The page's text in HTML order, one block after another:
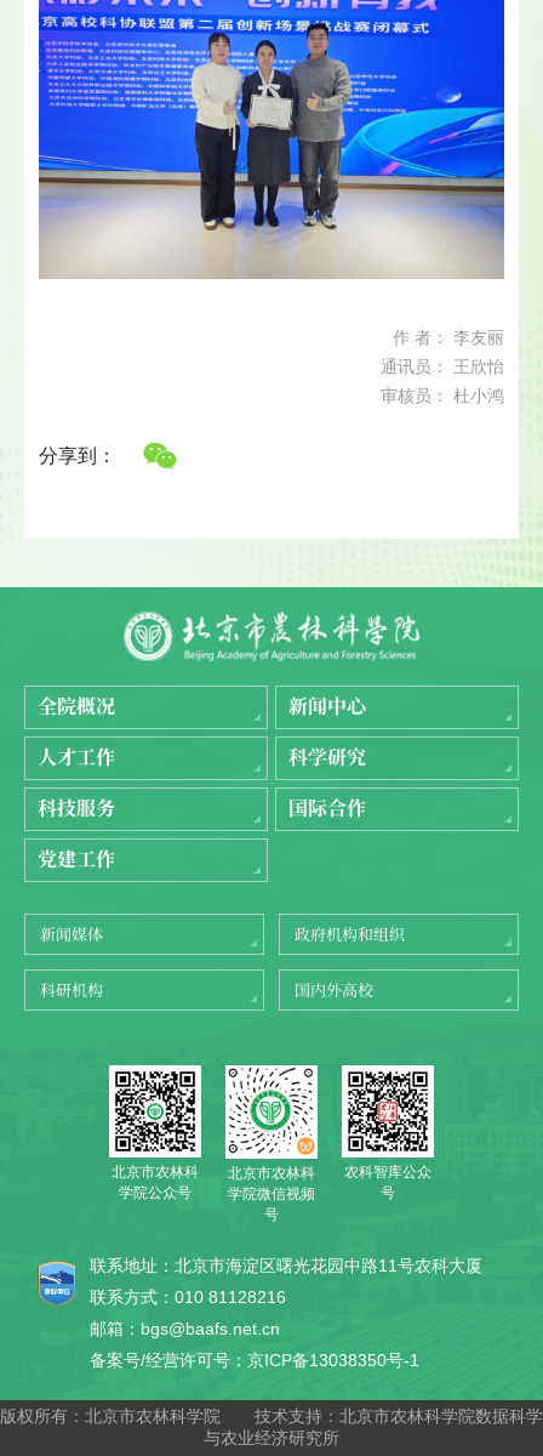
作 者： 李友丽
通讯员： 王欣怡
审核员： 杜小鸿
分享到：
全院概况
新闻中心
人才工作
科学研究
科技服务
国际合作
党建工作
新闻媒体 政府机构和组织
科研机构 国内外高校
北京市农林科
学院公众号
北京市农林科
学院微信视频
号
农科智库公众
号
联系地址：北京市海淀区曙光花园中路11号农科大厦
联系方式：010 81128216
邮箱：bgs@baafs.net.cn
备案号/经营许可号：京ICP备13038350号-1
版权所有：北京市农林科学院
技术支持：北京市农林科学院数据科学
与农业经济研究所